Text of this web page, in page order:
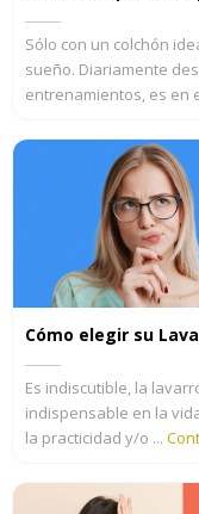
Sólo con un colchón
sueño. Diariamente
entrenamientos, es en
Cómo elegir su
Es indiscutible, la
indispensable en la
la practicidad y/o ...